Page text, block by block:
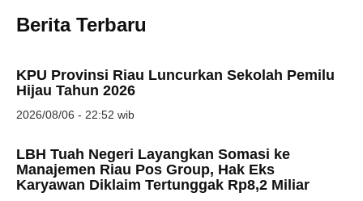
Berita Terbaru
KPU Provinsi Riau Luncurkan Sekolah Pemilu
Hijau Tahun 2026
2026/08/06 - 22:52 wib
LBH Tuah Negeri Layangkan Somasi ke
Manajemen Riau Pos Group, Hak Eks
Karyawan Diklaim Tertunggak Rp8,2 Miliar